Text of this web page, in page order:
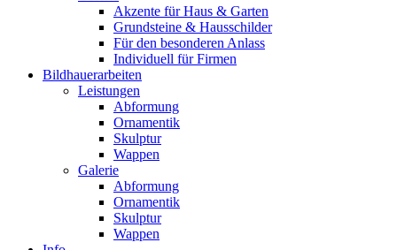
Akzente für Haus & Garten
Grundsteine & Hausschilder
Für den besonderen Anlass
Individuell für Firmen
Bildhauerarbeiten
Leistungen
Abformung
Ornamentik
Skulptur
Wappen
Galerie
Abformung
Ornamentik
Skulptur
Wappen